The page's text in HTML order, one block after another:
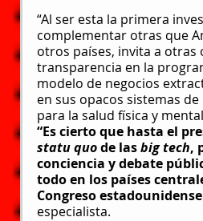
“Al ser esta la primera
complementar otras que
otros países, invita a
transparencia en la
modelo de negocios
en sus opacos sistemas
para la salud física y
“Es cierto que hasta el
statu quo de las big tech,
conciencia y debate
todo en los países
Congreso
especialista.